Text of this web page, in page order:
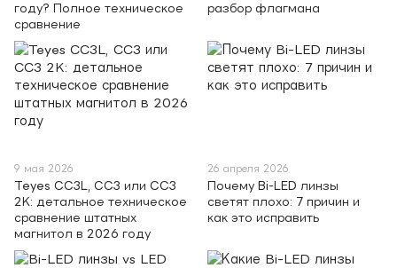
году? Полное техническое
сравнение
разбор флагмана
9 мая 2026
Teyes CC3L, CC3 или CC3
2K: детальное техническое
сравнение штатных
магнитол в 2026 году
26 апреля 2026
Почему Bi-LED линзы
светят плохо: 7 причин и
как это исправить